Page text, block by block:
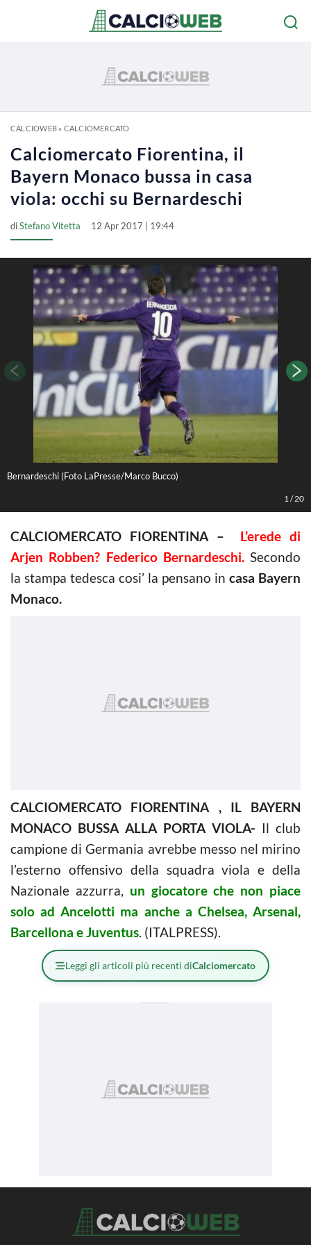
CALCIOWEB» CALCIOMERCATO
Calciomercato Fiorentina, il
Bayern Monaco bussa in casa
viola: occhi su Bernardeschi
diStefano Vitetta 12 Apr 2017 | 19:44
Bernardeschi (Foto LaPresse/Marco Bucco)
1 /20
CALCIOMERCATO FIORENTINA – L’erede di
Arjen Robben? Federico Bernardeschi.Secondo
la stampa tedesca cosi’ la pensano in casa Bayern
Monaco.
CALCIOMERCATO FIORENTINA , IL BAYERN
MONACO BUSSA ALLA PORTA VIOLA- Il club
campione di Germania avrebbe messo nel mirino
l’esterno offensivo della squadra viola e della
Nazionale azzurra, un giocatore che non piace
solo ad Ancelotti ma anche a Chelsea, Arsenal,
Barcellona e Juventus. (ITALPRESS).
Leggi gli articoli più recenti diCalciomercato